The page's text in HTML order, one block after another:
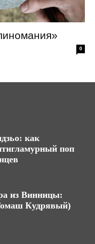
0
как
поп
из Винницы:
Кудрявый)